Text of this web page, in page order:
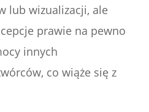
lub wizualizacji, ale
prawie na pewno
innych
co wiąże się z